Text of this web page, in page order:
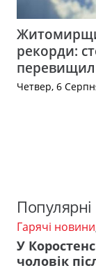
рекорди:
Четвер, 6
Гарячі новини
У
чоловік